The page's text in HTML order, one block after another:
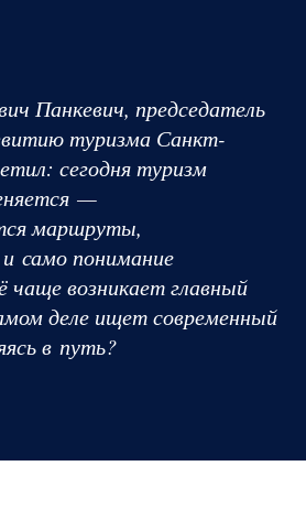
Панкевич, председатель
туризма Санкт-
сегодня туризм
—
маршруты,
само понимание
чаще возникает главный
деле ищет современный
в путь?